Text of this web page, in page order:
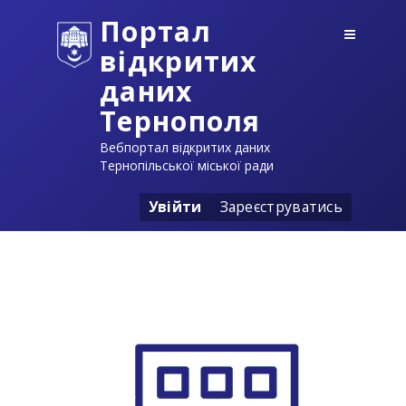
Портал
відкритих
даних
Тернополя
Вебпортал відкритих даних
Тернопільської міської ради
Увійти Зареєструватись